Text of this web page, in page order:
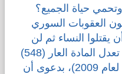
حياة الجميع؟
العقوبات السوري
النساء ثم لن
يعاقبوا (أية سخرية مريرة أن تعدل المادة العار (548)
بمادة عار أخرى (المرسوم 37 لعام 2009)، بدعوى أن